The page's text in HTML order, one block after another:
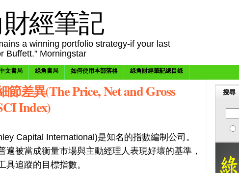
經筆記
a winning portfolio strategy-if your last
Buffett.” Morningstar
文書局 綠角書局 如何使用本部落格 綠角財經筆記總目錄
差異(The Price, Net and Gross
Index)
Capital International)是知名的指數編制公司。
遍被當成衡量市場與主動經理人表現好壞的基準，
具追蹤的目標指數。
搜尋